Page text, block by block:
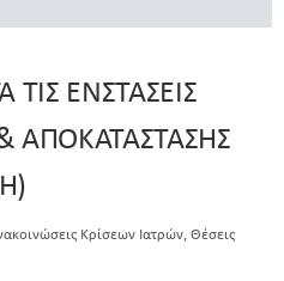
ΕΝΣΤΑΣΕΙΣ
ΑΠΟΚΑΤΑΣΤΑΣΗΣ
Κρίσεων Ιατρών, Θέσεις